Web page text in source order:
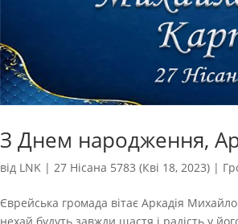
З Днем народження,
від LNK |27 Нісана 5783 (Кві 18, 2023) |
Єврейська громада вітає Аркадія